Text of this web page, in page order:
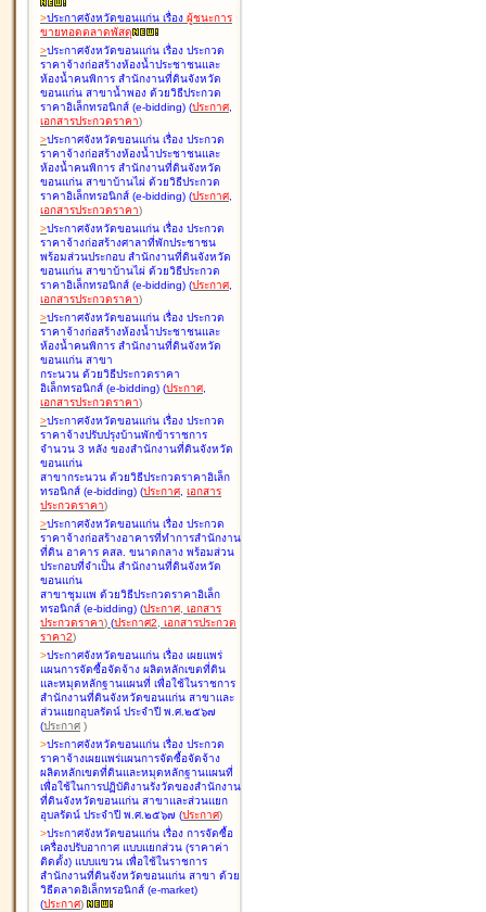
>ประกาศจังหวัดขอนแก่น เรื่อง ผู้ชนะการ
ขายทอดตลาดพัสดุ
>ประกาศจังหวัดขอนแก่น เรื่อง ประกวด
ราคาจ้างก่อสร้างห้องน้ำประชาชนและ
ห้องน้ำคนพิการ สำนักงานที่ดินจังหวัด
ขอนแก่น สาขาน้ำพอง ด้วยวิธีประกวด
ราคาอิเล็กทรอนิกส์ (e-bidding) (ประกาศ,
เอกสารประกวดราคา)
>ประกาศจังหวัดขอนแก่น เรื่อง ประกวด
ราคาจ้างก่อสร้างห้องน้ำประชาชนและ
ห้องน้ำคนพิการ สำนักงานที่ดินจังหวัด
ขอนแก่น สาขาบ้านไผ่ ด้วยวิธีประกวด
ราคาอิเล็กทรอนิกส์ (e-bidding) (ประกาศ,
เอกสารประกวดราคา)
>ประกาศจังหวัดขอนแก่น เรื่อง ประกวด
ราคาจ้างก่อสร้างศาลาที่พักประชาชน
พร้อมส่วนประกอบ สำนักงานที่ดินจังหวัด
ขอนแก่น สาขาบ้านไผ่ ด้วยวิธีประกวด
ราคาอิเล็กทรอนิกส์ (e-bidding) (ประกาศ,
เอกสารประกวดราคา)
>ประกาศจังหวัดขอนแก่น เรื่อง ประกวด
ราคาจ้างก่อสร้างห้องน้ำประชาชนและ
ห้องน้ำคนพิการ สำนักงานที่ดินจังหวัด
ขอนแก่น สาขา
กระนวน ด้วยวิธีประกวดราคา
อิเล็กทรอนิกส์ (e-bidding) (ประกาศ,
เอกสารประกวดราคา)
>ประกาศจังหวัดขอนแก่น เรื่อง ประกวด
ราคาจ้างปรับปรุงบ้านพักข้าราชการ
จำนวน 3 หลัง ของสำนักงานที่ดินจังหวัด
ขอนแก่น
สาขากระนวน ด้วยวิธีประกวดราคาอิเล็ก
ทรอนิกส์ (e-bidding) (ประกาศ, เอกสาร
ประกวดราคา)
>ประกาศจังหวัดขอนแก่น เรื่อง ประกวด
ราคาจ้างก่อสร้างอาคารที่ทำการสำนักงาน
ที่ดิน อาคาร คสล. ขนาดกลาง พร้อมส่วน
ประกอบที่จำเป็น สำนักงานที่ดินจังหวัด
ขอนแก่น
สาขาชุมแพ ด้วยวิธีประกวดราคาอิเล็ก
ทรอนิกส์ (e-bidding) (ประกาศ, เอกสาร
ประกวดราคา) (ประกาศ2, เอกสารประกวด
ราคา2)
>ประกาศจังหวัดขอนแก่น เรื่อง เผยแพร่
แผนการจัดซื้อจัดจ้าง ผลิตหลักเขตที่ดิน
และหมุดหลักฐานแผนที่ เพื่อใช้ในราชการ
สำนักงานที่ดินจังหวัดขอนแก่น สาขาและ
ส่วนแยกอุบลรัตน์ ประจำปี พ.ศ.๒๕๖๗
(ประกาศ )
>ประกาศจังหวัดขอนแก่น เรื่อง ประกวด
ราคาจ้างเผยแพร่แผนการจัดซื้อจัดจ้าง
ผลิตหลักเขตที่ดินและหมุดหลักฐานแผนที่
เพื่อใช้ในการปฏิบัติงานรังวัดของสำนักงาน
ที่ดินจังหวัดขอนแก่น สาขาและส่วนแยก
อุบลรัตน์ ประจำปี พ.ศ.๒๕๖๗ (ประกาศ)
>ประกาศจังหวัดขอนแก่น เรื่อง การจัดซื้อ
เครื่องปรับอากาศ แบบแยกส่วน (ราคาค่า
ติดตั้ง) แบบแขวน เพื่อใช้ในราชการ
สำนักงานที่ดินจังหวัดขอนแก่น สาขา ด้วย
วิธีตลาดอิเล็กทรอนิกส์ (e-market)
(ประกาศ)